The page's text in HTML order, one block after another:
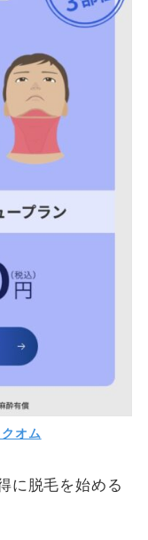
オム
に脱毛を始める